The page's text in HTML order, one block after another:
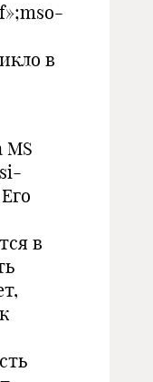
в
MS
в